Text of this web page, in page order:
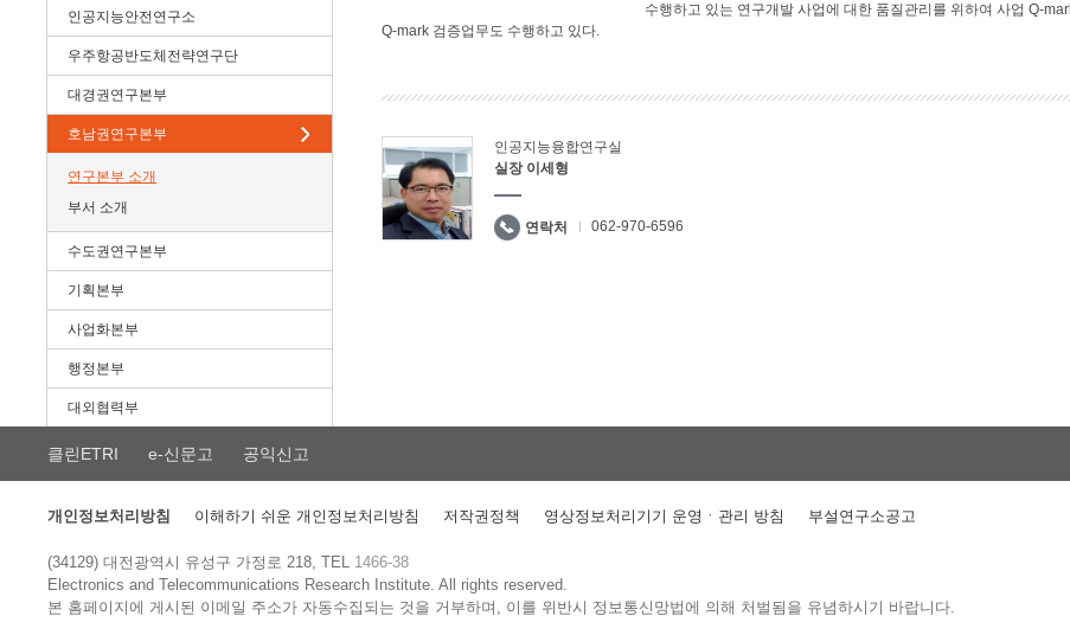
인공지능안전연구소
우주항공반도체전략연구단
대경권연구본부
호남권연구본부
연구본부 소개
부서 소개
수도권연구본부
기획본부
사업화본부
행정본부
대외협력부
수행하고 있는 연구개발 사업에 대한 품질관리를 위하여 사업 Q-
Q-mark 검증업무도 수행하고 있다.
인공지능융합연구실
실장 이세형
연락처 062-970-6596
클린ETRI e-신문고 공익신고
개인정보처리방침 이해하기 쉬운 개인정보처리방침 저작권정책 영상정보처리기기 운영ㆍ관리 방침 부설연구소공고
(34129) 대전광역시 유성구 가정로 218, TEL 1466-38
Electronics and Telecommunications Research Institute.All rights reserved.
본 홈페이지에 게시된 이메일 주소가 자동수집되는 것을 거부하며, 이를 위반시 정보통신망법에 의해 처벌됨을 유념하시기 바랍니다.